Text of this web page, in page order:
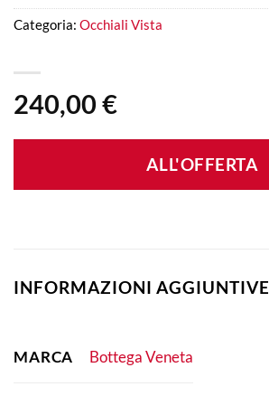
240,00 €
ALL'OFFERTA
Categoria: Occhiali Vista
INFORMAZIONI AGGIUNTIVE
MARCA Bottega Veneta